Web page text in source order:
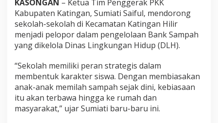
KASONGAN – Ketua Tim Penggerak PKK
Kabupaten Katingan, Sumiati Saiful, mendorong
sekolah-sekolah di Kecamatan Katingan Hilir
menjadi pelopor dalam pengelolaan Bank Sampah
yang dikelola Dinas Lingkungan Hidup (DLH).
“Sekolah memiliki peran strategis dalam
membentuk karakter siswa. Dengan membiasakan
anak-anak memilah sampah sejak dini, kebiasaan
itu akan terbawa hingga ke rumah dan
masyarakat,” ujar Sumiati baru-baru ini.